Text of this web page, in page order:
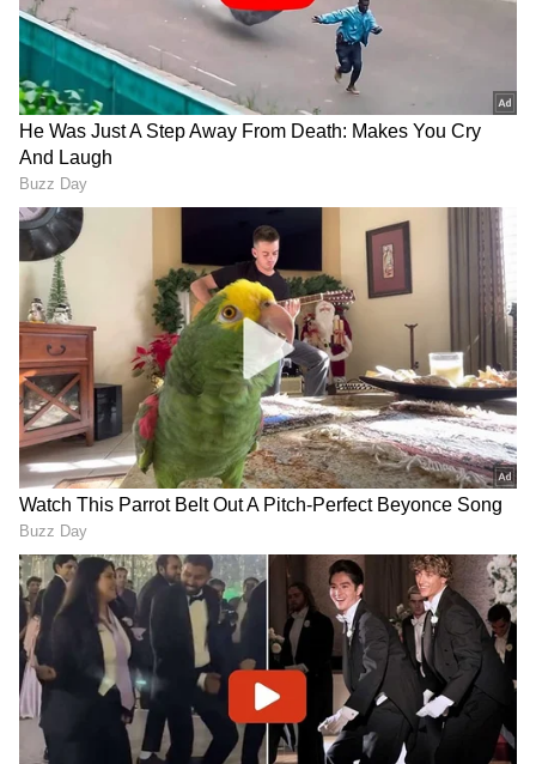
Image Credit :Our Own
ಎಐಎಡಿಎಂಕೆ ಶಾಸಕರ ಒಂದು ಬಣ
ಒಂದು ವೇಳೆ ಟಿವಿಕೆ ಪಕ್ಷವು ಎಐಎಡಿಎಂಕೆಯ ಒಂದು
ಬಣವನ್ನು ಸೇರಿಸಿಕೊಂಡು ಸರ್ಕಾರ ರಚಿಸುವ ನಿರ್ಧಾರಕ್ಕೆ
ಬಂದರೆ, ನಾವು ಖಂಡಿತವಾಗಿಯೂ ನಮ್ಮ ನಿರ್ಧಾರವನ್ನು
ಮರುಪರಿಶೀಲನೆ ಮಾಡುತ್ತೇವೆ ಎಂದು ಸಿಪಿಎಂ ಸ್ಪಷ್ಟಪಡಿಸಿದೆ.